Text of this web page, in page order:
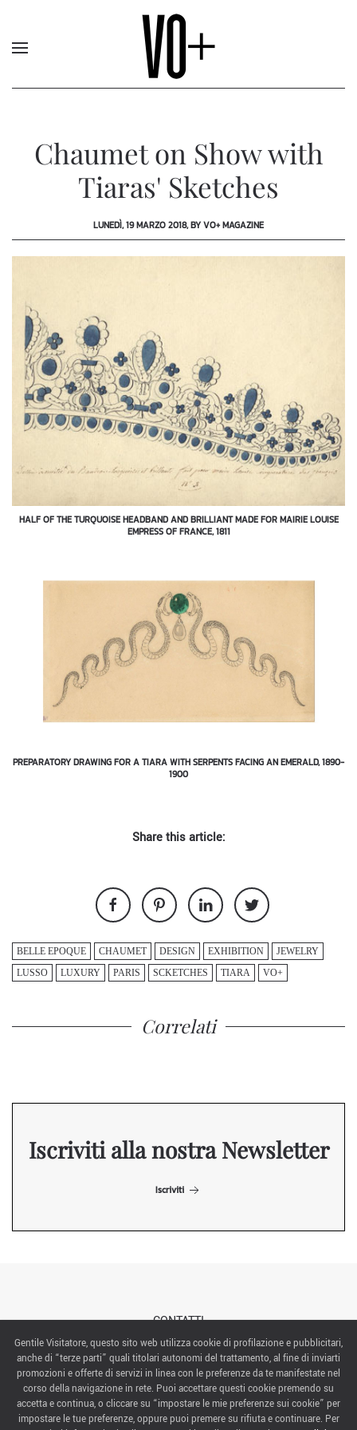
Chaumet on Show with
Tiaras' Sketches
LUNEDÌ, 19 MARZO 2018, BY VO+ MAGAZINE
HALF OF THE TURQUOISE HEADBAND AND BRILLIANT MADE FOR MAIRIE LOUISE
EMPRESS OF FRANCE, 1811
PREPARATORY DRAWING FOR A TIARA WITH SERPENTS FACING AN EMERALD, 1890-
1900
Share this article:
BELLE EPOQUE CHAUMET DESIGN EXHIBITION
JEWELRY
LUSSO
LUXURY PARIS SCKETCHES TIARA VO+
Correlati
Iscriviti alla nostra Newsletter
Iscriviti
CONTATTI
ABOUT US
ITALIAN EXHIBITION GROUP SpA All rights reserved
Via Emilia 155, 47921 Rimini,
CF/PI 00139440408, Registro Imprese: Rimini P.I e n. Reg. Imprese 00139440408, Capitale Sociale
Gentile Visitatore, questo sito web utilizza cookie di profilazione e pubblicitari,
anche di “terze parti” quali titolari autonomi del trattamento, al fine di inviarti
promozioni e offerte di servizi in linea con le preferenze da te manifestate nel
corso della navigazione in rete. Puoi accettare questi cookie premendo su
accetta e continua, o cliccare su “impostare le mie preferenze sui cookie” per
impostare le tue preferenze, oppure puoi premere su rifiuta e continuare. Per